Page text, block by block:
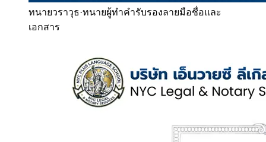
ทนายวราวุธ·ทนายผู้ทำคำรับรองลายมือชื่อและ
เอกสาร